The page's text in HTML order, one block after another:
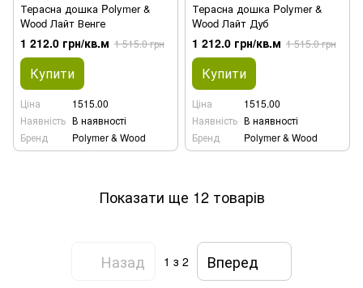
Терасна дошка Polymer &
Wood Лайт Венге
1 212.0 грн/кв.м 1 515.0 грн
Купити
Ціна
1515.00
Наявність В наявності
Бренд
Polymer & Wood
Терасна дошка Polymer &
Wood Лайт Дуб
1 212.0 грн/кв.м 1 515.0 грн
Купити
Ціна
1515.00
Наявність В наявності
Бренд
Polymer & Wood
Показати ще 12 товарів
Назад 1 з 2 Вперед